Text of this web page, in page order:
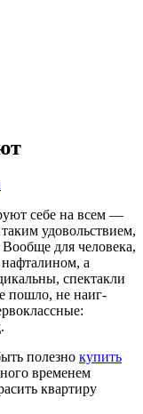
себе на всем —
удо­вольствием,
для человека,
нафталином, а
спектакли
пошло, не наиг­
полезно купить
временем
квартиру